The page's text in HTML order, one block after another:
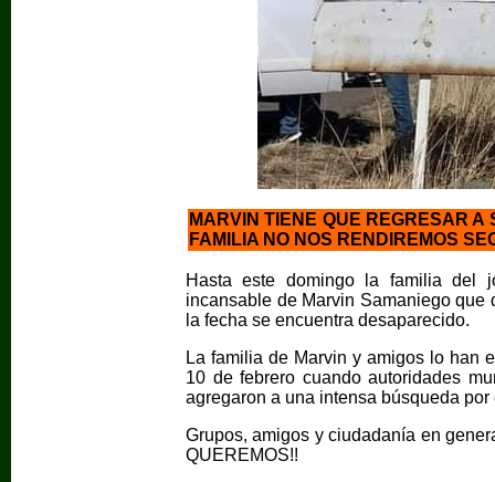
MARVIN TIENE QUE REGRESAR
FAMILIA NO NOS RENDIREMOS
Hasta este domingo la familia del
incansable de Marvin Samaniego
la fecha se encuentra desaparecido.
La familia de Marvin y amigos lo han
10 de febrero cuando autoridades
agregaron a una intensa búsqueda
Grupos, amigos y ciudadanía en
QUEREMOS!!